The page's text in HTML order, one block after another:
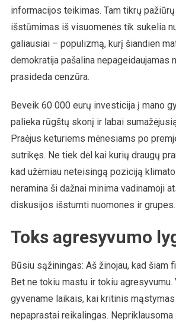
informacijos teikimas. Tam tikrų
išstūmimas iš visuomenės tik sukelia
galiausiai – populizmą, kurį šiandien
demokratija pašalina nepageidaujamas
prasideda cenzūra.
Beveik 60 000 eurų investicija į mano
palieka rūgštų skonį ir labai
Praėjus keturiems mėnesiams po
sutrikęs. Ne tiek dėl kai kurių draugų
kad užėmiau neteisingą poziciją
neramina ši dažnai minima vadinamoji
diskusijos išstumti nuomones ir grupes.
Toks agresyvumo
Būsiu sąžiningas: Aš žinojau, kad šiam
Bet ne tokiu mastu ir tokiu agresyvumu.
gyvename laikais, kai kritinis
nepaprastai reikalingas.